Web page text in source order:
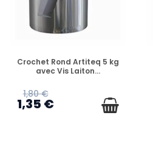
EN STOCK
Crochet Rond Artiteq 5 kg
avec Vis Laiton...
1,80 €
1,35 €